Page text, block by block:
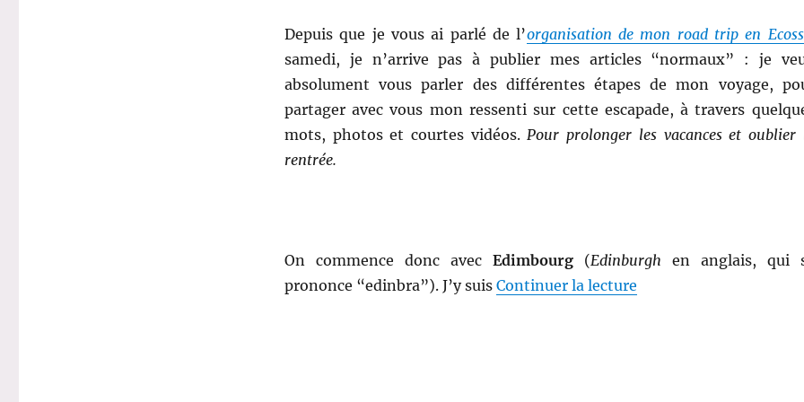
Depuis que je vous ai parlé de l’organisation de mon road trip en
samedi, je n’arrive pas à publier mes articles “normaux” : je
absolument vous parler des différentes étapes de mon voyage,
partager avec vous mon ressenti sur cette escapade, à travers
mots, photos et courtes vidéos.Pour prolonger les vacances et oublier
rentrée.
On commence donc avec Edimbourg(Edinburgh en anglais, qui
prononce “edinbra”). J’y suis Continuer la lecturede « Road trip en